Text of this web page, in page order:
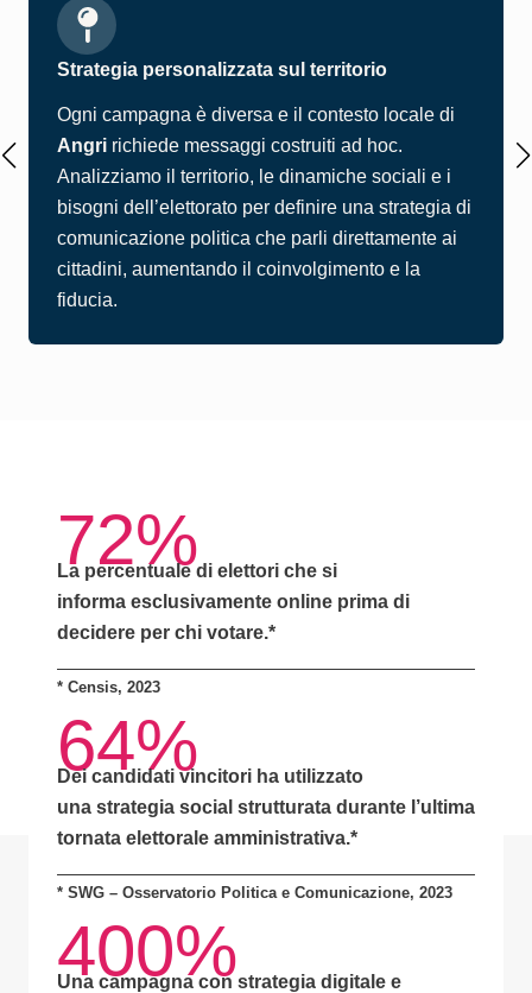
Strategia personalizzata sul territorio
Ogni campagna è diversa e il contesto locale di
Angri richiede messaggi costruiti ad hoc.
Analizziamo il territorio, le dinamiche sociali e i
bisogni dell’elettorato per definire una strategia di
comunicazione politica che parli direttamente ai
cittadini, aumentando il coinvolgimento e la
fiducia.
72%
La percentuale di elettori che si
informa esclusivamente online prima di
decidere per chi votare.*
* Censis, 2023
64%
Dei candidati vincitori ha utilizzato
una strategia social strutturata durante l’ultima
tornata elettorale amministrativa.*
* SWG – Osservatorio Politica e Comunicazione, 2023
400%
Una campagna con strategia digitale e